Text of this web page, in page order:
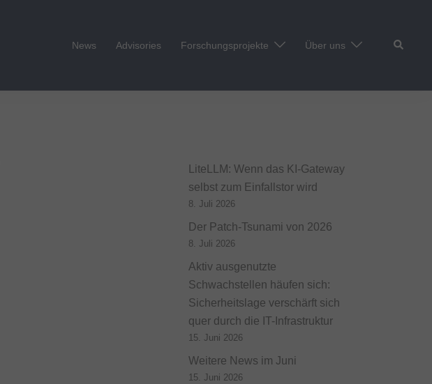
News Advisories Forschungsprojekte Über uns Suche
LiteLLM: Wenn das KI-Gateway
selbst zum Einfallstor wird
8. Juli 2026
Der Patch-Tsunami von 2026
8. Juli 2026
Aktiv ausgenutzte
Schwachstellen häufen sich:
Sicherheitslage verschärft sich
quer durch die IT-Infrastruktur
15. Juni 2026
Weitere News im Juni
15. Juni 2026